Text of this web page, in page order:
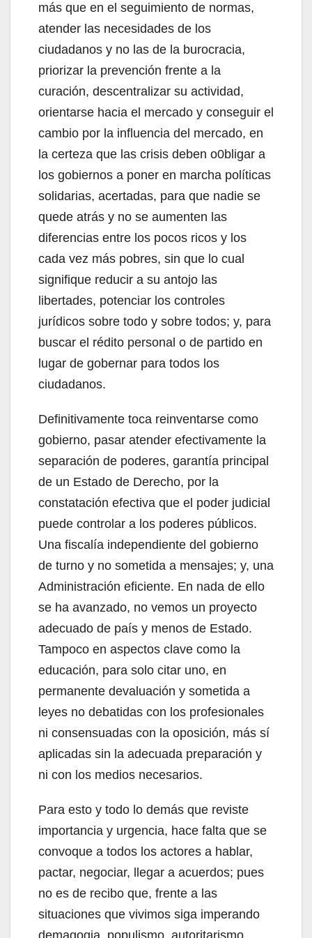
más que en el seguimiento de normas,
atender las necesidades de los
ciudadanos y no las de la burocracia,
priorizar la prevención frente a la
curación, descentralizar su actividad,
orientarse hacia el mercado y conseguir el
cambio por la influencia del mercado, en
la certeza que las crisis deben o0bligar a
los gobiernos a poner en marcha políticas
solidarias, acertadas, para que nadie se
quede atrás y no se aumenten las
diferencias entre los pocos ricos y los
cada vez más pobres, sin que lo cual
signifique reducir a su antojo las
libertades, potenciar los controles
jurídicos sobre todo y sobre todos; y, para
buscar el rédito personal o de partido en
lugar de gobernar para todos los
ciudadanos.
Definitivamente toca reinventarse como
gobierno, pasar atender efectivamente la
separación de poderes, garantía principal
de un Estado de Derecho, por la
constatación efectiva que el poder judicial
puede controlar a los poderes públicos.
Una fiscalía independiente del gobierno
de turno y no sometida a mensajes; y, una
Administración eficiente. En nada de ello
se ha avanzado, no vemos un proyecto
adecuado de país y menos de Estado.
Tampoco en aspectos clave como la
educación, para solo citar uno, en
permanente devaluación y sometida a
leyes no debatidas con los profesionales
ni consensuadas con la oposición, más sí
aplicadas sin la adecuada preparación y
ni con los medios necesarios.
Para esto y todo lo demás que reviste
importancia y urgencia, hace falta que se
convoque a todos los actores a hablar,
pactar, negociar, llegar a acuerdos; pues
no es de recibo que, frente a las
situaciones que vivimos siga imperando